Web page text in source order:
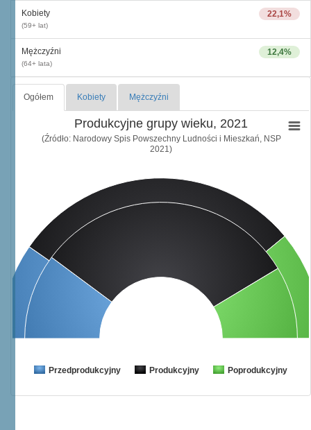
22,1%
Kobiety
(59+ lat)
12,4%
Mężczyźni
(64+ lata)
Ogółem Kobiety Mężczyźni
Produkcyjne grupy wieku, 2021
(Źródło: Narodowy Spis Powszechny Ludności i Mieszkań, NSP
2021)
Przedprodukcyjny Produkcyjny Poprodukcyjny